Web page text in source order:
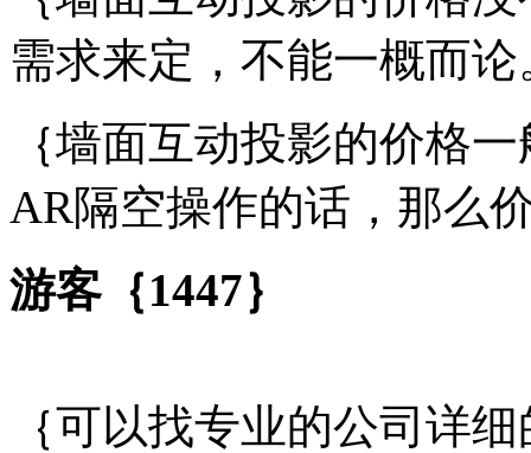
需求来定，不能一概而论
｛墙面互动投影的价格
AR隔空操作的话，那么
游客｛1447｝
｛可以找专业的公司详